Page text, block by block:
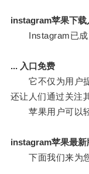
instagram苹果下载
Instagram已成
... 入口免费
它不仅为用户提
还让人们通过关注
苹果用户可以轻
instagram苹果最新
下面我们来为您